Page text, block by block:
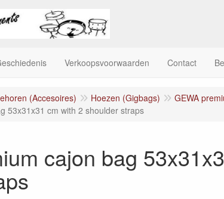
Verkoopsvoorwaarden Contact
(Accesoires) Hoezen (Gigbags)
GEWA
53x31x31 cm with 2 shoulder straps
cajon bag